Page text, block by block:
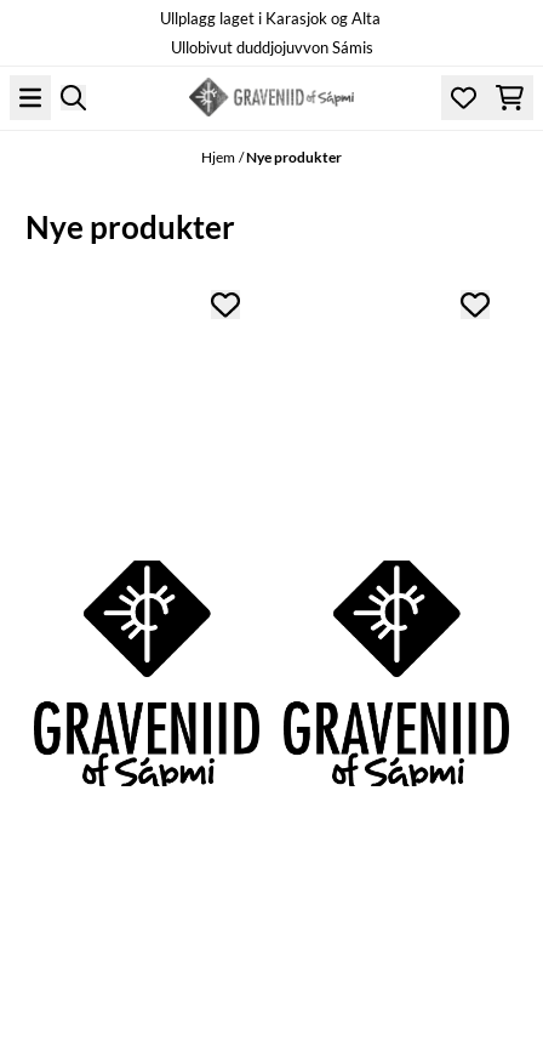
Ullplagg laget i Karasjok og Alta
Ullobivut duddjojuvvon Sámis
Hjem /Nye produkter
Nye produkter